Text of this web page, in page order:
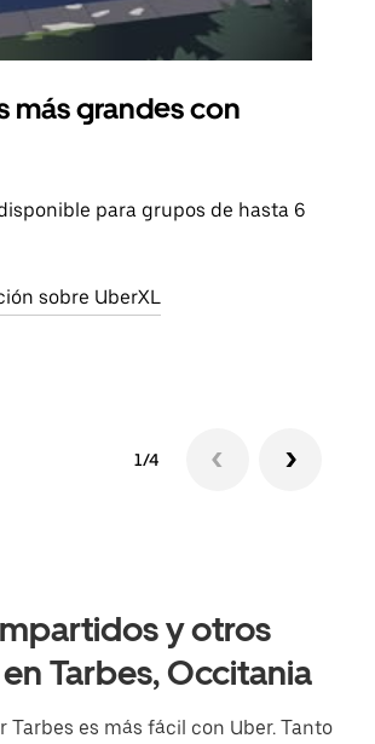
más grandes con
para grupos de hasta 6
sobre UberXL
1/4
y otros
Tarbes, Occitania
Tarbes es más fácil con Uber. Tanto